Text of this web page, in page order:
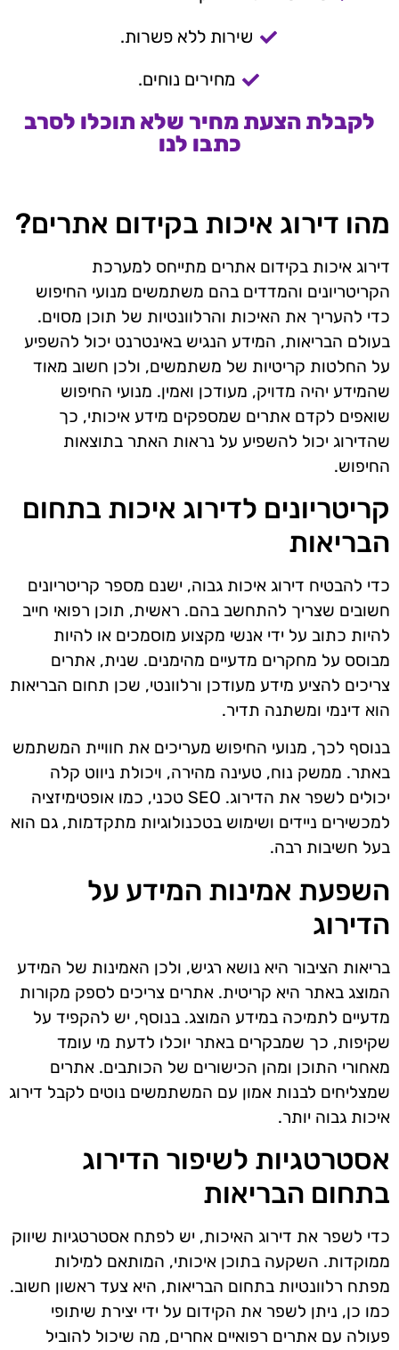
שירות ללא פשרות.
מחירים נוחים.
לקבלת הצעת מחיר שלא תוכלו לסרב
כתבו לנו
מהו דירוג איכות בקידום אתרים?
דירוג איכות בקידום אתרים מתייחס למערכת
הקריטריונים והמדדים בהם משתמשים מנועי החיפוש
כדי להעריך את האיכות והרלוונטיות של תוכן מסוים.
בעולם הבריאות, המידע הנגיש באינטרנט יכול להשפיע
על החלטות קריטיות של משתמשים, ולכן חשוב מאוד
שהמידע יהיה מדויק, מעודכן ואמין. מנועי החיפוש
שואפים לקדם אתרים שמספקים מידע איכותי, כך
שהדירוג יכול להשפיע על נראות האתר בתוצאות
החיפוש.
קריטריונים לדירוג איכות בתחום
הבריאות
כדי להבטיח דירוג איכות גבוה, ישנם מספר קריטריונים
חשובים שצריך להתחשב בהם. ראשית, תוכן רפואי חייב
להיות כתוב על ידי אנשי מקצוע מוסמכים או להיות
מבוסס על מחקרים מדעיים מהימנים. שנית, אתרים
צריכים להציע מידע מעודכן ורלוונטי, שכן תחום הבריאות
הוא דינמי ומשתנה תדיר.
בנוסף לכך, מנועי החיפוש מעריכים את חוויית המשתמש
באתר. ממשק נוח, טעינה מהירה, ויכולת ניווט קלה
יכולים לשפר את הדירוג. SEO טכני, כמו אופטימיזציה
למכשירים ניידים ושימוש בטכנולוגיות מתקדמות, גם הוא
בעל חשיבות רבה.
השפעת אמינות המידע על
הדירוג
בריאות הציבור היא נושא רגיש, ולכן האמינות של המידע
המוצג באתר היא קריטית. אתרים צריכים לספק מקורות
מדעיים לתמיכה במידע המוצג. בנוסף, יש להקפיד על
שקיפות, כך שמבקרים באתר יוכלו לדעת מי עומד
מאחורי התוכן ומהן הכישורים של הכותבים. אתרים
שמצליחים לבנות אמון עם המשתמשים נוטים לקבל דירוג
איכות גבוה יותר.
אסטרטגיות לשיפור הדירוג
בתחום הבריאות
כדי לשפר את דירוג האיכות, יש לפתח אסטרטגיות שיווק
ממוקדות. השקעה בתוכן איכותי, המותאם למילות
מפתח רלוונטיות בתחום הבריאות, היא צעד ראשון חשוב.
כמו כן, ניתן לשפר את הקידום על ידי יצירת שיתופי
פעולה עם אתרים רפואיים אחרים, מה שיכול להוביל